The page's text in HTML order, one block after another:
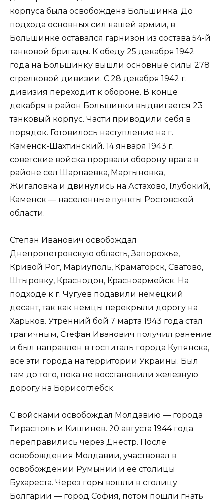
корпуса была освобождена Большинка. До
подхода основных сил нашей армии, в
Большинке оставался гарнизон из состава 54-й
танковой бригады. К обеду 25 декабря 1942
года на Большинку вышли основные силы 278
стрелковой дивизии. С 28 декабря 1942 г.
дивизия переходит к обороне. В конце
декабря в район Большинки выдвигается 23
танковый корпус. Части приводили себя в
порядок. Готовилось наступление на г.
Каменск-Шахтинский. 14 января 1943 г.
советские войска прорвали оборону врага в
районе сел Шарпаевка, Мартыновка,
Жигаловка и двинулись на Астахово, Глубокий,
Каменск — населенные пункты Ростовской
области.
Степан Иванович освобождал
Днепропетровскую область, Запорожье,
Кривой Рог, Мариуполь, Краматорск, Сватово,
Штыровку, Краснодон, Красноармейск. На
подходе к г. Чугуев подавили немецкий
десант, так как немцы перекрыли дорогу на
Харьков. Утренний бой 7 марта 1943 года стал
трагичным, Стефан Иванович получил ранение
и был направлен в госпиталь города Купянска,
все эти города на территории Украины. Был
там до того, пока не восстановили железную
дорогу на Борисоглебск.
С войсками освобождал Молдавию — города
Тирасполь и Кишинев. 20 августа 1944 года
переправились через Днестр. После
освобождения Молдавии, участвовал в
освобождении Румынии и её столицы
Бухареста. Через горы вошли в столицу
Болгарии — город София, потом пошли гнать